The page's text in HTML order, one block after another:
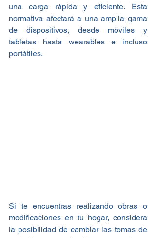
una carga rápida y eficiente. Esta
normativa afectará a una amplia gama
de dispositivos, desde móviles y
tabletas hasta wearables e incluso
portátiles.
Si te encuentras realizando obras o
modificaciones en tu hogar, considera
la posibilidad de cambiar las tomas de